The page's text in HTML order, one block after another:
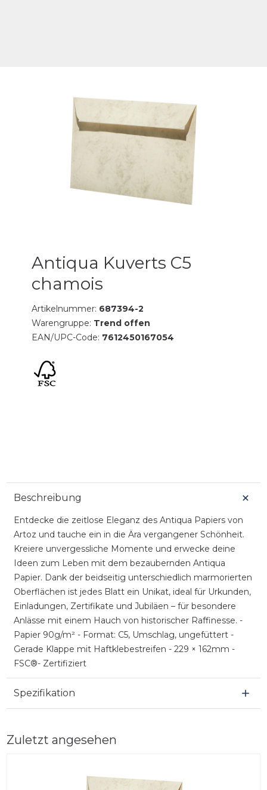
Antiqua Kuverts C5
chamois
Artikelnummer: 687394-2
Warengruppe: Trend offen
EAN/UPC-Code: 7612450167054
Beschreibung
Entdecke die zeitlose Eleganz des Antiqua Papiers von
Artoz und tauche ein in die Ära vergangener Schönheit.
Kreiere unvergessliche Momente und erwecke deine
Ideen zum Leben mit dem bezaubernden Antiqua
Papier. Dank der beidseitig unterschiedlich marmorierten
Oberflächen ist jedes Blatt ein Unikat, ideal für Urkunden,
Einladungen, Zertifikate und Jubiläen – für besondere
Anlässe mit einem Hauch von historischer Raffinesse. -
Papier 90g/m² - Format: C5, Umschlag, ungefüttert -
Gerade Klappe mit Haftklebestreifen - 229 × 162mm -
FSC®- Zertifiziert
Spezifikation
Zuletzt angesehen